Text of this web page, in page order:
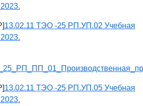
13.02.11 ТЭО -25 РП.УП.02 Учебная
13.02.11 ТЭО -25 РП.УП.05 Учебная